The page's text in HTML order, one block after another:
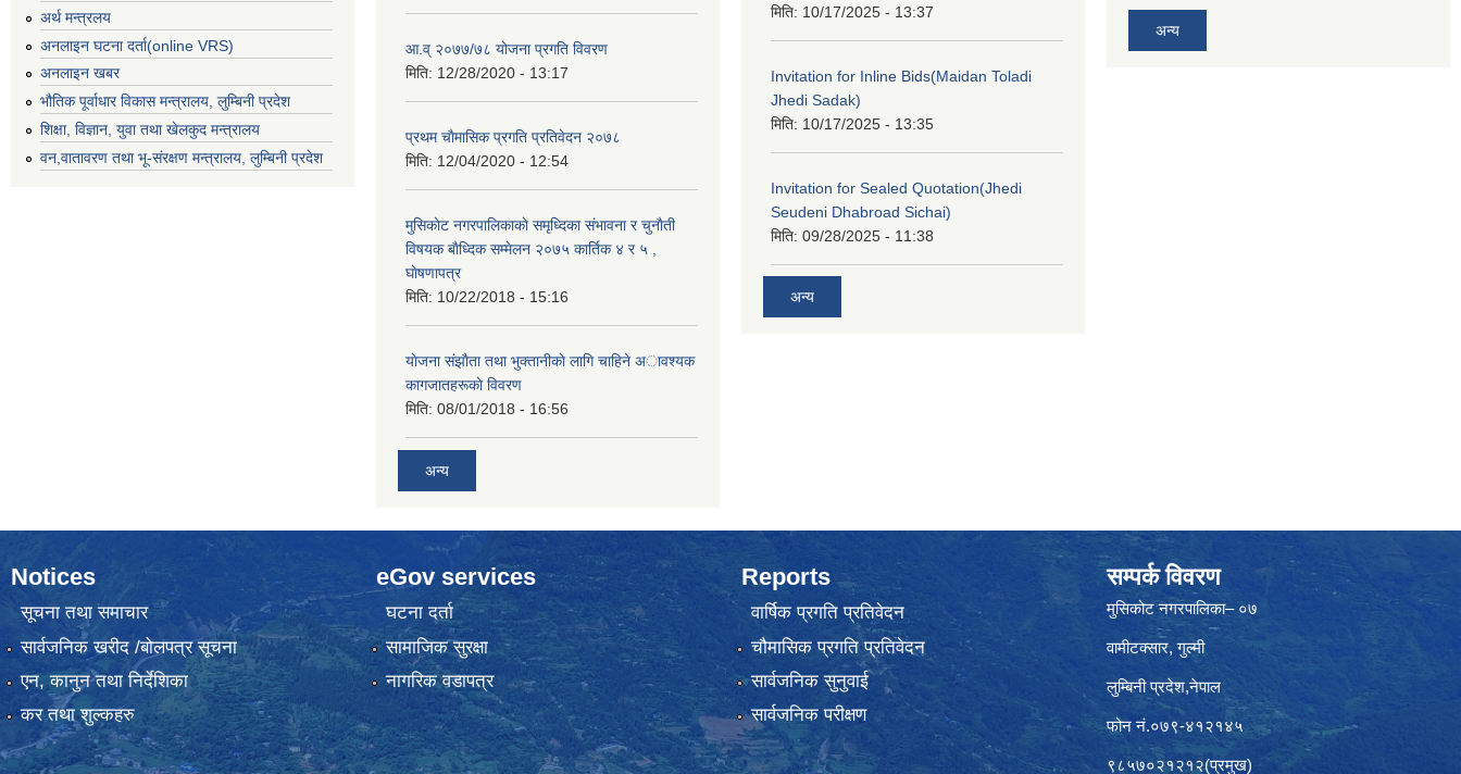
अर्थ मन्त्रलय
अनलाइन घटना दर्ता(online VRS)
अनलाइन खबर
भौतिक पूर्वाधार विकास मन्त्रालय, लुम्बिनी प्रदेश
शिक्षा, विज्ञान, युवा तथा खेलकुद मन्‍‍त्रालय
वन,वातावरण तथा भू-संरक्षण मन्त्रालय, लुम्बिनी प्रदेश
आ.व् २०७७/७८ योजना प्रगति विवरण
मिति: 12/28/2020 - 13:17
प्रथम चाैमासिक प्रगति प्रतिवेदन २०७८
मिति: 12/04/2020 - 12:54
मुसिकाेट नगरपालिकाकाे समृध्दिका संभावना र चुनाैती
विषयक बाैध्दिक सम्मेलन २०७५ कार्तिक ४ र ५ ,
घाेषणापत्र
मिति: 10/22/2018 - 15:16
याेजना संझाैता तथा भुक्तानीकाे लागि चाहिने अावश्यक
कागजातहरूकाे विवरण
मिति: 08/01/2018 - 16:56
अन्य
मिति: 10/17/2025 - 13:37
Invitation for Inline Bids(Maidan Toladi
Jhedi Sadak)
मिति: 10/17/2025 - 13:35
Invitation for Sealed Quotation(Jhedi
Seudeni Dhabroad Sichai)
मिति: 09/28/2025 - 11:38
अन्य
अन्य
Notices
सूचना तथा समाचार
सार्वजनिक खरीद /बोलपत्र सूचना
एन, कानुन तथा निर्देशिका
कर तथा शुल्कहरु
eGov services
घटना दर्ता
सामाजिक सुरक्षा
नागरिक वडापत्र
Reports
वार्षिक प्रगति प्रतिवेदन
चौमासिक प्रगति प्रतिवेदन
सार्वजनिक सुनुवाई
सार्वजनिक परीक्षण
सम्पर्क विवरण
मुसिकोट नगरपालिका– ०७
वामीटक्सार, गुल्मी
लुम्बिनी प्रदेश,नेपाल
फोन नं.०७९-४१२१४५
९८५७०२१२१२(प्रमुख)